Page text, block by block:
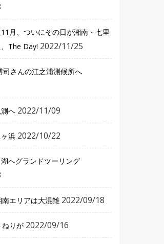
月、ついにその日が湘南・七里
The Day! 2022/11/25
司さんの江之浦測候所へ
へ 2022/11/09
浜 2022/10/22
へグランドツーリング
エリアは大混雑 2022/09/18
ねりが 2022/09/16